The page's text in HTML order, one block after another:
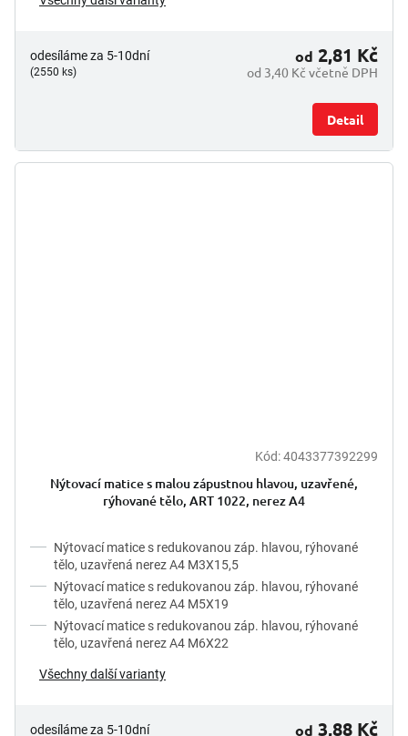
odesíláme za 5-10dní
(2550 ks) od 3,40 Kč včetně DPH
od 2,81 Kč
Detail
Kód:4043377392299
Nýtovací matice s malou zápustnou hlavou, uzavřené,
rýhované tělo, ART 1022, nerez A4
Nýtovací matice s redukovanou záp. hlavou, rýhované
tělo, uzavřená nerez A4 M3X15,5
Nýtovací matice s redukovanou záp. hlavou, rýhované
tělo, uzavřená nerez A4 M5X19
Nýtovací matice s redukovanou záp. hlavou, rýhované
tělo, uzavřená nerez A4 M6X22
Všechny další varianty
odesíláme za 5-10dní od 3,88 Kč